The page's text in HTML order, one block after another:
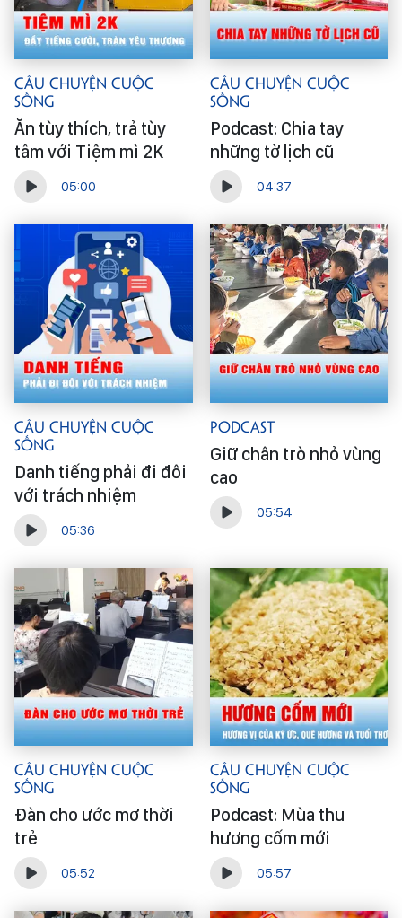
Câu Chuyện Cuộc
Sống
Ăn tùy thích, trả tùy
tâm với Tiệm mì 2K
05:00
Câu Chuyện Cuộc
Sống
Podcast: Chia tay
những tờ lịch cũ
04:37
Câu Chuyện Cuộc
Sống
Danh tiếng phải đi đôi
với trách nhiệm
05:36
Podcast
Giữ chân trò nhỏ vùng
cao
05:54
Câu Chuyện Cuộc
Sống
Đàn cho ước mơ thời
trẻ
05:52
Câu Chuyện Cuộc
Sống
Podcast: Mùa thu
hương cốm mới
05:57